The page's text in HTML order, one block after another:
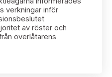
verkningar inför
av röster och
överlåtarens